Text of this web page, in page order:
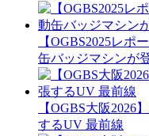
【OGBS2025レポ
缶バッジマシンが
【OGBS大阪2026
するUV 最前線